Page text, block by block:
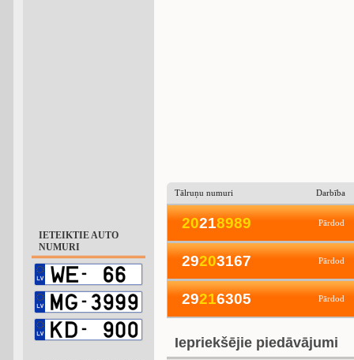
IETEIKTIE AUTO
NUMURI
Tālruņu numuri Darbība
20218989 Pārdod
29203167 Pārdod
29216305 Pārdod
Iepriekšējie piedāvājumi